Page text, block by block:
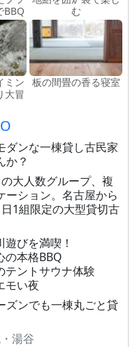
BBQ
む
ミン
大冒
板の間畳の香る寝室
ダンな一棟貸し古民家
か？
大人数グループ、複
ーション。名古屋から
1組限定の大型貸切古
びを満喫！
本格BBQ
ントサウナ体験
モい夜
ズンでも一棟丸ごと貸
湯谷